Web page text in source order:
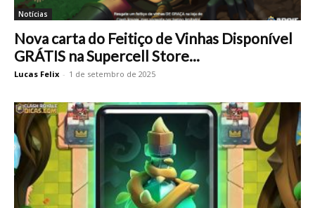
Notícias
Nova carta do Feitiço de Vinhas Disponível
GRÁTIS na Supercell Store...
Lucas Felix - 1 de setembro de 2025